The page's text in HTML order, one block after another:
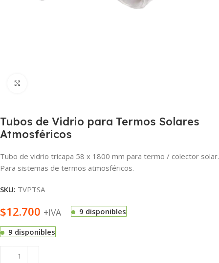
Tubos de Vidrio para Termos Solares
Atmosféricos
Tubo de vidrio tricapa 58 x 1800 mm para termo / colector solar.
Para sistemas de termos atmosféricos.
SKU: TVPTSA
$12.700 +IVA 9 disponibles
9 disponibles
Alternative: